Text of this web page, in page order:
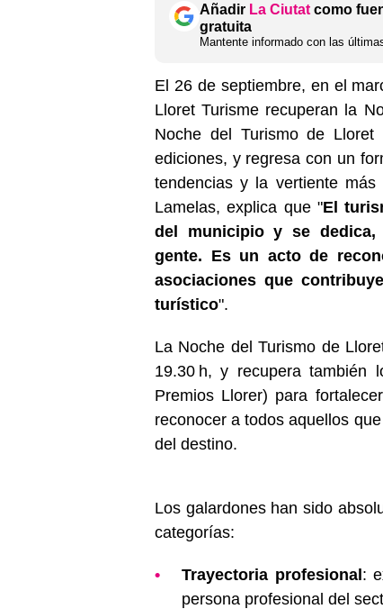
Añadir La Ciutat como
gratuita
Mantente informado con las
El 26 de septiembre, en el
Lloret Turisme recuperan la
Noche del Turismo de
ediciones, y regresa con un
tendencias y la vertiente
Lamelas, explica que "El
del municipio y se dedica,
gente. Es un acto de
asociaciones que
turístico".
La Noche del Turismo de
19.30 h, y recupera también
Premios Llorer) para
reconocer a todos aquellos
del destino.
Los galardones han sido
categorías:
Trayectoria profesional:
persona profesional del